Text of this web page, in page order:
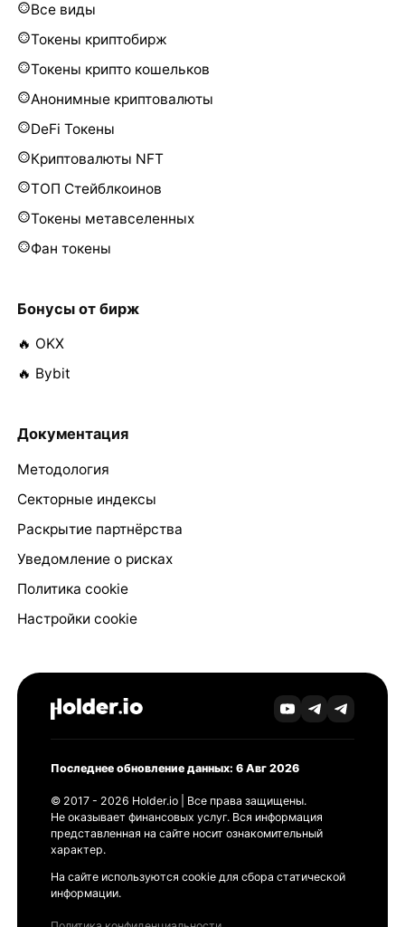
Все виды
Токены криптобирж
Токены крипто кошельков
Анонимные криптовалюты
DeFi Токены
Криптовалюты NFT
ТОП Стейблкоинов
Токены метавселенных
Фан токены
Бонусы от бирж
🔥 OKX
🔥 Bybit
Документация
Методология
Секторные индексы
Раскрытие партнёрства
Уведомление о рисках
Политика cookie
Настройки cookie
Последнее обновление данных: 6 Авг 2026
© 2017 - 2026 Holder.io | Все права защищены.
Не оказывает финансовых услуг. Вся информация
представленная на сайте носит ознакомительный
характер.
На сайте используются cookie для сбора статической
информации.